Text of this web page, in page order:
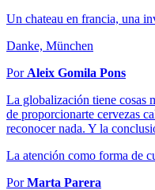
Un chateau en francia, una
Danke, München
Por Aleix Gomila Pons
La globalización tiene cosas
de proporcionarte cervezas
reconocer nada. Y la
La atención como forma de
PorMarta Parera